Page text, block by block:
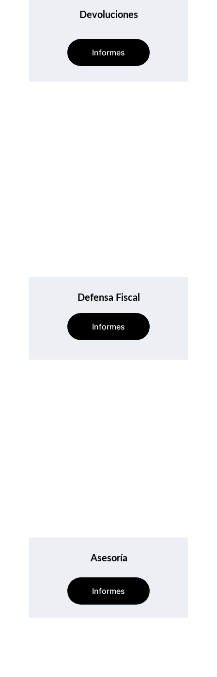
Devoluciones
Informes
Defensa Fiscal
Asesoría
Informes
Informes